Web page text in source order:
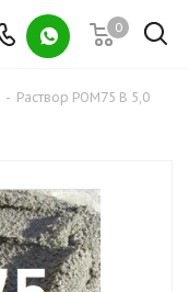
0
- Раствор РОМ75 В 5,0